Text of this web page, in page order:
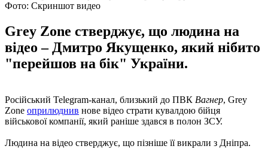
Фото: Скриншот видео
Grey Zone стверджує, що людина на
відео – Дмитро Якущенко, який нібито
"перейшов на бік" України.
Російський Telegram-канал, близький до ПВК Вагнер, Grey
Zone оприлюднив нове відео страти кувалдою бійця
військової компанії, який раніше здався в полон ЗСУ.
Людина на відео стверджує, що пізніше її викрали з Дніпра.